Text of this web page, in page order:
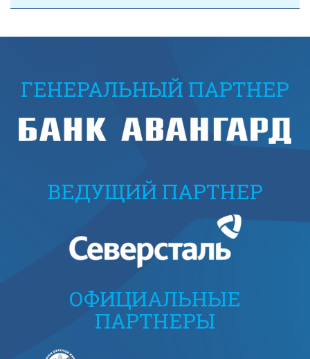
ГЕНЕРАЛЬНЫЙ ПАРТНЕР
ВЕДУЩИЙ ПАРТНЕР
ОФИЦИАЛЬНЫЕ
ПАРТНЕРЫ